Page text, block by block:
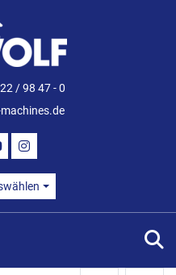
/ 98 47 - 0
INSTAGRAM